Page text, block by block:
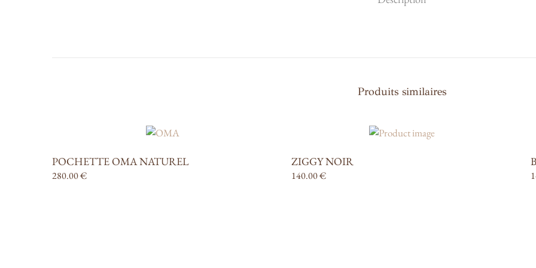
Produits similaires
POCHETTE OMA NATUREL
280.00€
ZIGGY NOIR
140.00€